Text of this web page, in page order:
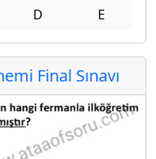
D E
Final Sınavı